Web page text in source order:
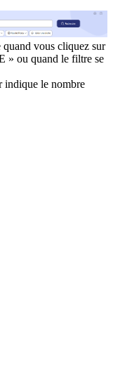
quand vous cliquez sur
ou quand le filtre se
indique le nombre